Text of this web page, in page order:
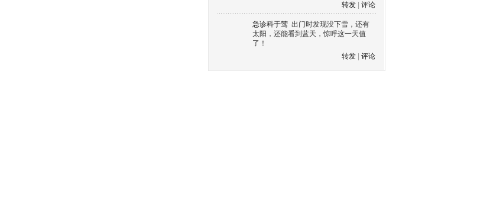
转发
评论
急诊科于莺 出门时发现没下雪，还有
太阳，还能看到蓝天，惊呼这一天值
了！
转发
评论